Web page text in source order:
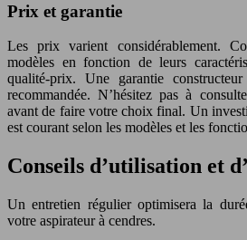
Prix et garantie
Les prix varient considérablement.
modèles en fonction de leurs
qualité-prix. Une garantie
recommandée. N’hésitez pas à
avant de faire votre choix final. Un
est courant selon les modèles et les
Conseils d’utilisation et
Un entretien régulier optimisera la
votre aspirateur à cendres.